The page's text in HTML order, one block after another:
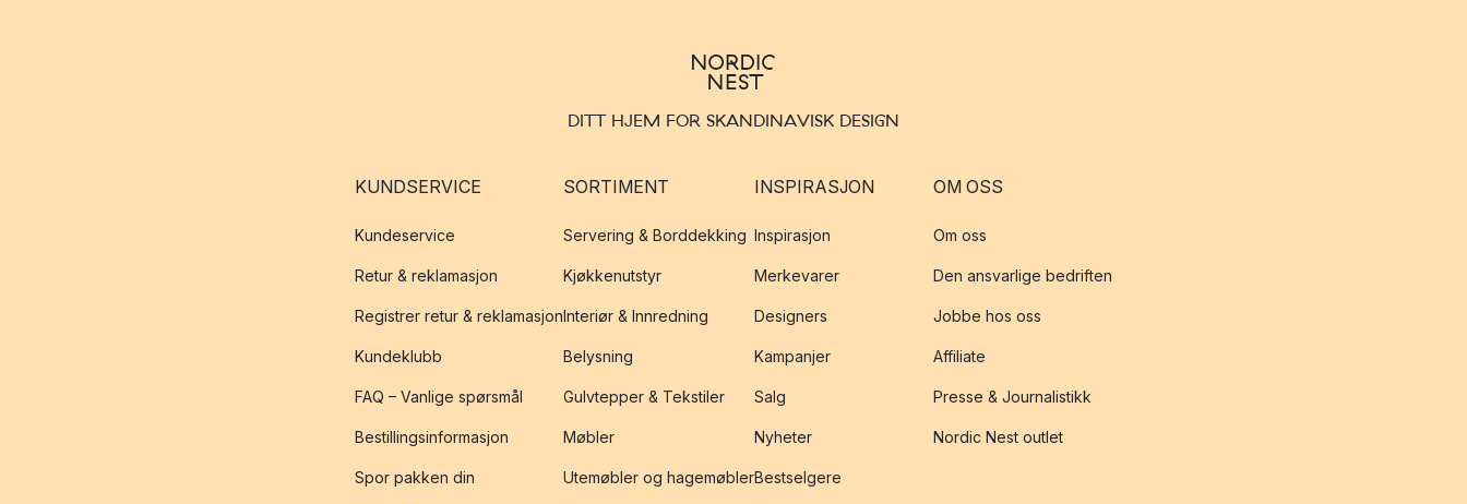
DITT HJEM FOR SKANDINAVISK DESIGN
KUNDSERVICE
Kundeservice
Retur & reklamasjon
Registrer retur & reklamasjon
Kundeklubb
FAQ – Vanlige spørsmål
Bestillingsinformasjon
Spor pakken din
SORTIMENT
Servering & Borddekking
Kjøkkenutstyr
Interiør & Innredning
Belysning
Gulvtepper & Tekstiler
Møbler
Utemøbler og hagemøbler
INSPIRASJON
Inspirasjon
Merkevarer
Designers
Kampanjer
Salg
Nyheter
Bestselgere
OM OSS
Om oss
Den ansvarlige bedriften
Jobbe hos oss
Affiliate
Presse & Journalistikk
Nordic Nest outlet